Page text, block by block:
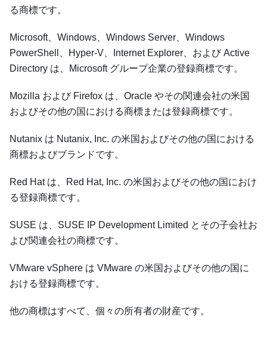
る商標です。
Microsoft、Windows、Windows Server、Windows
PowerShell、Hyper-V、Internet Explorer、および Active
Directory は、Microsoft グループ企業の登録商標です。
Mozilla および Firefox は、Oracle やその関連会社の米国
およびその他の国における商標または登録商標です。
Nutanix は Nutanix, Inc. の米国およびその他の国における
商標およびブランドです。
Red Hat は、Red Hat, Inc. の米国およびその他の国におけ
る登録商標です。
SUSE は、SUSE IP Development Limited とその子会社お
よび関連会社の商標です。
VMware vSphere は VMware の米国およびその他の国に
おける登録商標です。
他の商標はすべて、個々の所有者の財産です。